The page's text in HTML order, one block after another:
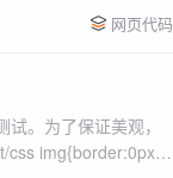
网页代码
。为了保证美观，